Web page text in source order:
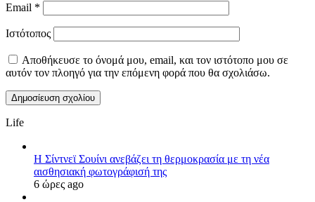
Email *
Ιστότοπος
Αποθήκευσε το όνομά μου, email, και τον ιστότοπο μου σε
αυτόν τον πλοηγό για την επόμενη φορά που θα σχολιάσω.
Life
Η Σίντνεϊ Σουίνι ανεβάζει τη θερμοκρασία με τη νέα
αισθησιακή φωτογράφισή της
6 ώρες ago